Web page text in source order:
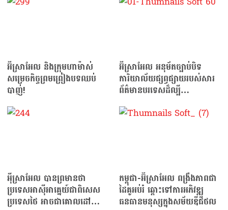
អ៊ីស្រាអែល និងក្រុមហាម៉ាស់
សម្រេចកិច្ចព្រមព្រៀងបទឈប់
បាញ់!
អ៊ីស្រាអែល អនុម័តច្បាប់បិទ
ការិយាល័យផ្សព្វផ្សាយរបស់សារ
ព័ត៌មានបរទេសដ៏ល្បី
អ៉ីស្រាអែល បានព្រមានថា
ប្រទេសអាស៊ីអាគ្នេយ៍ជាពិសេស
ប្រទេសថៃ អាចជាគោលដៅ
កម្ពុជា-អ៊ីស្រាអែល ពង្រឹងភាពជា
ដៃគូអប់រំ ឆ្ពោះទៅការអភិវឌ្ឍ
ធនធានមនុស្សក្នុងសម័យឌីជីថល